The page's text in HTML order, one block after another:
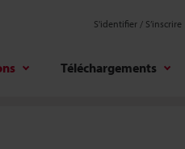
S'identifier / S’inscrire
Téléchargements